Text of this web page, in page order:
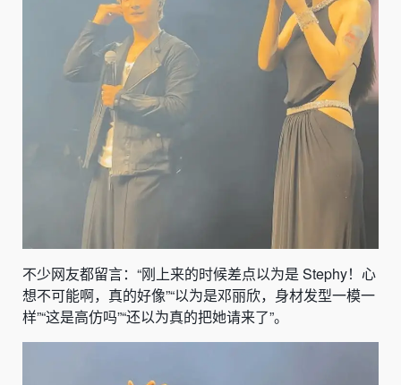
不少网友都留言：“刚上来的时候差点以为是 Stephy！心
想不可能啊，真的好像”“以为是邓丽欣，身材发型一模一
样”“这是高仿吗”“还以为真的把她请来了”。